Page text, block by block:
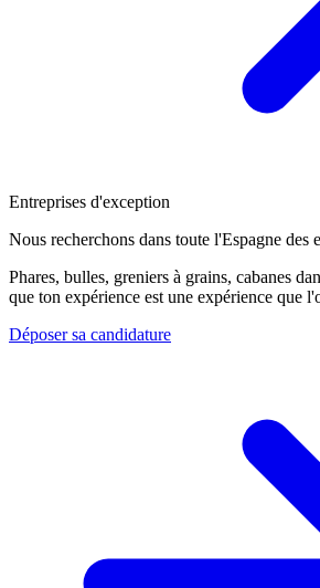
Entreprises d'exception
Nous recherchons dans toute l'Espagne des
Phares, bulles, greniers à grains, cabanes
que ton expérience est une expérience que
Déposer sa candidature